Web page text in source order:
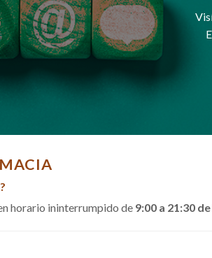
horario ininterrumpido de 9:00 a 21:30